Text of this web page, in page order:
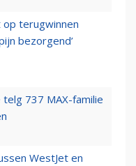
op terugwinnen
bezorgend’
737 MAX-familie
WestJet en